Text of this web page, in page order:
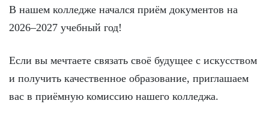
В нашем колледже начался приём документов на
2026–2027 учебный год!
Если вы мечтаете связать своё будущее с искусством
и получить качественное образование, приглашаем
вас в приёмную комиссию нашего колледжа.